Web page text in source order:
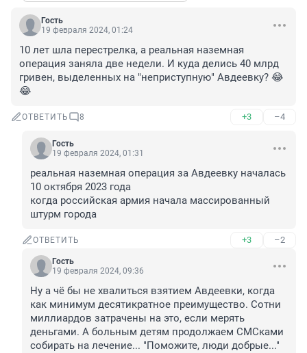
Гость
19 февраля 2024, 01:24
10 лет шла перестрелка, а реальная наземная
операция заняла две недели. И куда делись 40 млрд
гривен, выделенных на "неприступную" Авдеевку? 😂
😂
ОТВЕТИТЬ 8 +3 –4
Гость
19 февраля 2024, 01:31
реальная наземная операция за Aвдеевку началась
10 октября 2023 года
когда российская армия начала массированный
штурм города
ОТВЕТИТЬ +3 –2
Гость
19 февраля 2024, 09:36
Ну а чё бы не хвалиться взятием Авдеевки, когда
как минимум десятикратное преимущество. Сотни
миллиардов затрачены на это, если мерять
деньгами. А больным детям продолжаем СМСками
собирать на лечение... "Поможите, люди добрые..."